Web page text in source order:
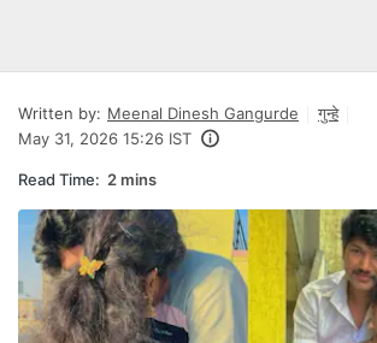
Written by: Meenal Dinesh Gangurde
गुन्हे
May 31, 2026 15:26 IST
Read Time: 2 mins